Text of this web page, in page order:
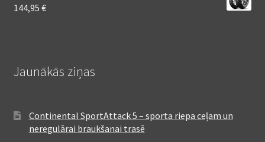
144,95 €
Jaunākās ziņas
Continental SportAttack 5 – sporta riepa ceļam un
neregulārai braukšanai trasē